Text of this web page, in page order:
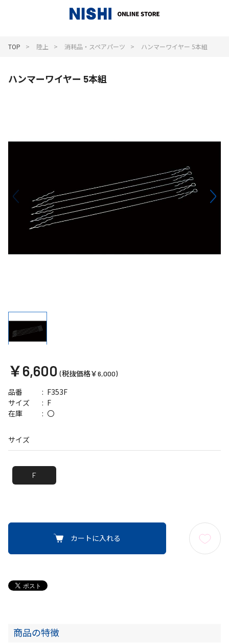
TOP 陸上 消耗品・スペアパーツ ハンマーワイヤー 5本組
ハンマーワイヤー 5本組
￥6,600 (税抜価格￥6,000)
品番 F353F
サイズ F
在庫 〇
サイズ
F
カートに入れる
商品の特徴